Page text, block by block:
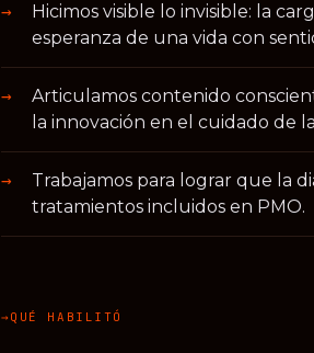
Hicimos visible lo invisible: la
esperanza de una vida con
Articulamos contenido
la innovación en el cuidado de
Trabajamos para lograr que la
tratamientos incluidos en PMO.
QUÉ HABILITÓ